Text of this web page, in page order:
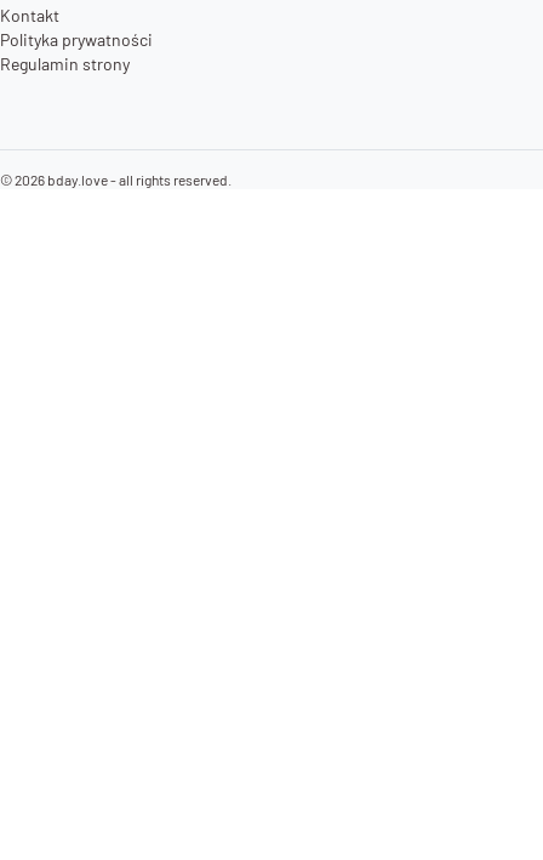
Kontakt
Polityka prywatności
Regulamin strony
©2026 bday.love - all rights reserved.